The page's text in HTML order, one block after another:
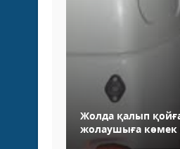
Жолда қалып
жолаушыға көмек